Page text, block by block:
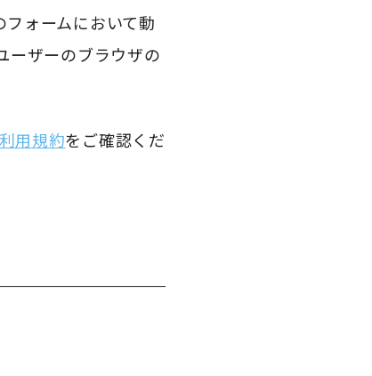
ォームにおいて動
ーザーのブラウザの
用規約をご確認くだ